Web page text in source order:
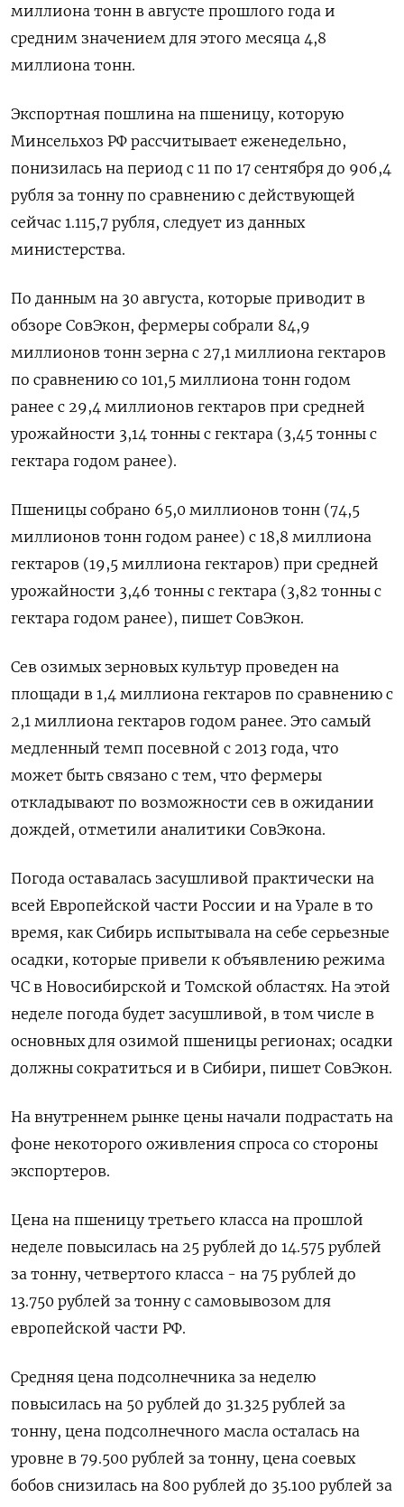
миллиона тонн в августе прошлого года и
средним значением для этого месяца 4,8
миллиона тонн.
Экспортная пошлина на пшеницу, которую
Минсельхоз РФ рассчитывает еженедельно,
понизилась на период с 11 по 17 сентября до 906,4
рубля за тонну по сравнению с действующей
сейчас 1.115,7 рубля, следует из данных
министерства.
По данным на 30 августа, которые приводит в
обзоре СовЭкон, фермеры собрали 84,9
миллионов тонн зерна с 27,1 миллиона гектаров
по сравнению со 101,5 миллиона тонн годом
ранее с 29,4 миллионов гектаров при средней
урожайности 3,14 тонны с гектара (3,45 тонны с
гектара годом ранее).
Пшеницы собрано 65,0 миллионов тонн (74,5
миллионов тонн годом ранее) с 18,8 миллиона
гектаров (19,5 миллиона гектаров) при средней
урожайности 3,46 тонны с гектара (3,82 тонны с
гектара годом ранее), пишет СовЭкон.
Сев озимых зерновых культур проведен на
площади в 1,4 миллиона гектаров по сравнению с
2,1 миллиона гектаров годом ранее. Это самый
медленный темп посевной с 2013 года, что
может быть связано с тем, что фермеры
откладывают по возможности сев в ожидании
дождей, отметили аналитики СовЭкона.
Погода оставалась засушливой практически на
всей Европейской части России и на Урале в то
время, как Сибирь испытывала на себе серьезные
осадки, которые привели к объявлению режима
ЧС в Новосибирской и Томской областях. На этой
неделе погода будет засушливой, в том числе в
основных для озимой пшеницы регионах; осадки
должны сократиться и в Сибири, пишет СовЭкон.
На внутреннем рынке цены начали подрастать на
фоне некоторого оживления спроса со стороны
экспортеров.
Цена на пшеницу третьего класса на прошлой
неделе повысилась на 25 рублей до 14.575 рублей
за тонну, четвертого класса - на 75 рублей до
13.750 рублей за тонну с самовывозом для
европейской части РФ.
Средняя цена подсолнечника за неделю
повысилась на 50 рублей до 31.325 рублей за
тонну, цена подсолнечного масла осталась на
уровне в 79.500 рублей за тонну, цена соевых
бобов снизилась на 800 рублей до 35.100 рублей за